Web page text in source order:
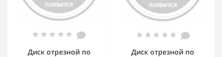
Диск отрезной по
Диск отрезной по